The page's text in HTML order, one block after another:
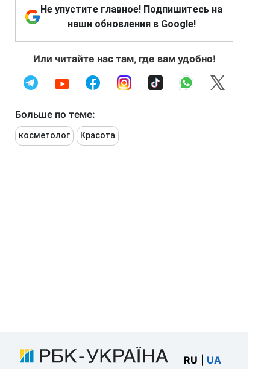
Не упустите главное! Подпишитесь на
наши обновления в Google!
Или читайте нас там, где вам удобно!
Больше по теме:
косметолог Красота
RU UA